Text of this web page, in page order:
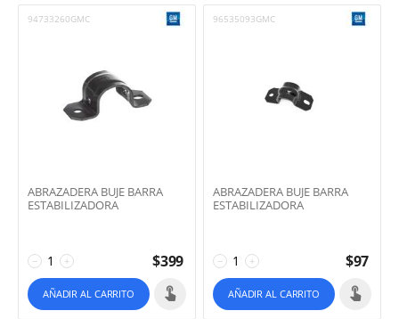
94733260GMC
ABRAZADERA BUJE BARRA
ESTABILIZADORA
+
− $399
AÑADIR AL CARRITO
96535093GMC
ABRAZADERA BUJE BARRA
ESTABILIZADORA
+
− $97
AÑADIR AL CARRITO